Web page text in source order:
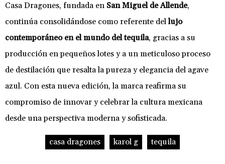
Casa Dragones, fundada en San Miguel de Allende,
continúa consolidándose como referente dellujo
contemporáneo en el mundo del tequila, gracias a su
producción en pequeños lotes y a un meticuloso proceso
de destilación que resalta la pureza y elegancia del agave
azul. Con esta nueva edición, la marca reafirma su
compromiso de innovar y celebrar la cultura mexicana
desde una perspectiva moderna y sofisticada.
casa dragones karol g tequila